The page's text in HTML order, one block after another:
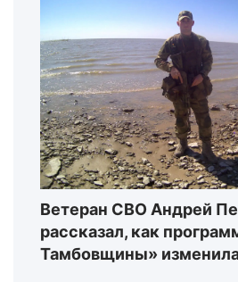
Ветеран СВО Андрей
рассказал, как
Тамбовщины»